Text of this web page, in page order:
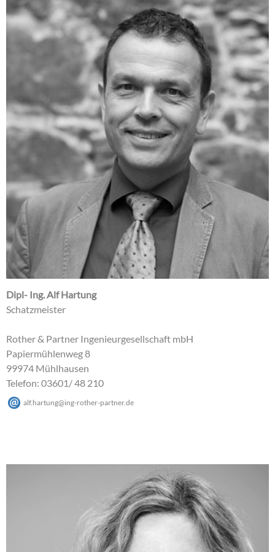
Dipl- Ing. Alf Hartung
Schatzmeister
Rother & Partner Ingenieurgesellschaft mbH
Papiermühlenweg 8
99974 Mühlhausen
Telefon: 03601/ 48 210
alf.hartung@ing-rother-partner.de